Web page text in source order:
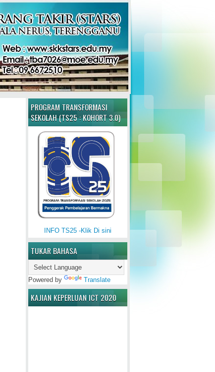
PROGRAM TRANSFORMASI
SEKOLAH (TS25 : KOHORT 3.0)
INFO TS25 -Klik Di sini
TUKAR BAHASA
Powered by Translate
KAJIAN KEPERLUAN ICT 2020